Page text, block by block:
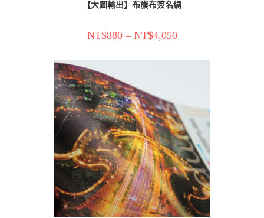
【大圖輸出】布旗布簽名綢
NT$880– NT$4,050